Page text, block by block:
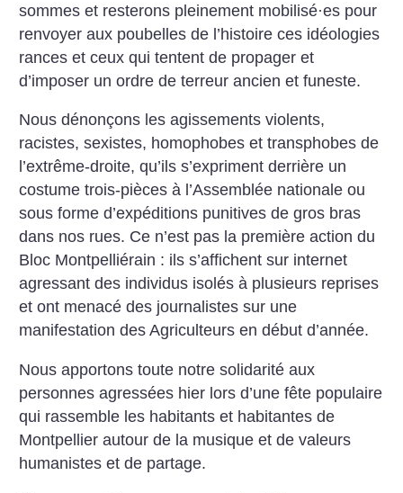
sommes et resterons pleinement mobilisé·es pour
renvoyer aux poubelles de l’histoire ces idéologies
rances et ceux qui tentent de propager et
d’imposer un ordre de terreur ancien et funeste.
Nous dénonçons les agissements violents,
racistes, sexistes, homophobes et transphobes de
l’extrême-droite, qu’ils s’expriment derrière un
costume trois-pièces à l’Assemblée nationale ou
sous forme d’expéditions punitives de gros bras
dans nos rues. Ce n’est pas la première action du
Bloc Montpelliérain : ils s’affichent sur internet
agressant des individus isolés à plusieurs reprises
et ont menacé des journalistes sur une
manifestation des Agriculteurs en début d’année.
Nous apportons toute notre solidarité aux
personnes agressées hier lors d’une fête populaire
qui rassemble les habitants et habitantes de
Montpellier autour de la musique et de valeurs
humanistes et de partage.